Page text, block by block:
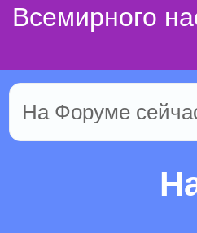
Всемирного
На Форуме